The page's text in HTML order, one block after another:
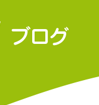
社
福